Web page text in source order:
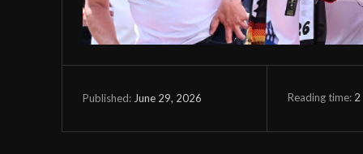
Published: June 29, 2026 Reading time: 2